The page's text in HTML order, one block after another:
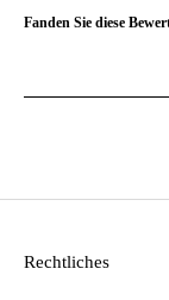
Fanden Sie diese
Rechtliches